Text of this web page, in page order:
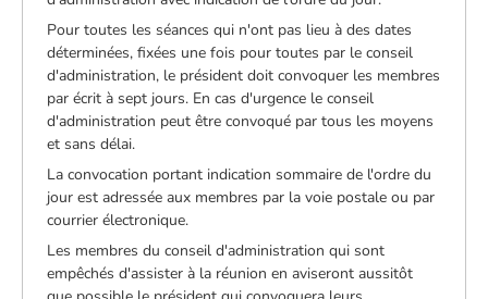
Pour toutes les séances qui n'ont pas lieu à des dates
déterminées, fixées une fois pour toutes par le conseil
d'administration, le président doit convoquer les membres
par écrit à sept jours. En cas d'urgence le conseil
d'administration peut être convoqué par tous les moyens
et sans délai.
La convocation portant indication sommaire de l'ordre du
jour est adressée aux membres par la voie postale ou par
courrier électronique.
Les membres du conseil d'administration qui sont
empêchés d'assister à la réunion en aviseront aussitôt